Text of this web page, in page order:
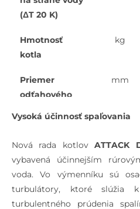
(ΔT 20 K)
Hmotnosť
kotla
kg
Priemer
odťahového
mm
„A“
Šírka kotla „B“ mm
Hĺbka kotla
mm
Vysoká účinnosť spaľovania
Nová rada kotlovATTACK
vybavená účinnejším
voda. Vo výmenníku sú
turbulátory, ktoré slúžia
turbulentného prúdenia